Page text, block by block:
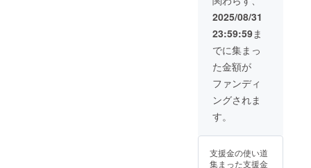
身幅
52cm
、色は
黒です
※支援者
様のお
名前を
書籍に
記載す
される
は、備
「喜ぐ
ち」ご
来店時
にドリ
ンク1杯
（お店
指定内
より）
ご提供
有効期
2026年
2025/08/31
23:59:59ま
でに集まっ
た金額が
ファンディ
ングされま
す。
支援金の使い道
集まった支援金